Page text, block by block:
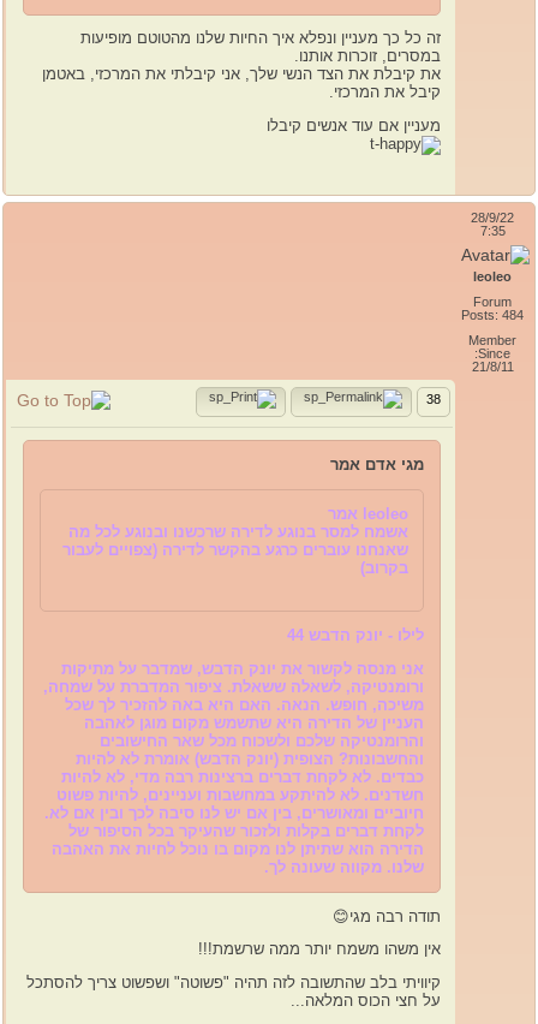
זה כל כך מעניין ונפלא איך החיות שלנו מהטוטם מופיעות
במסרים, זוכרות אותנו.
את קיבלת את הצד הנשי שלך, אני קיבלתי את המרכזי, באטמן
קיבל את המרכזי.
מעניין אם עוד אנשים קיבלו
28/9/22
7:35
leoleo
Forum
Posts: 484
Member
Since:
21/8/11
38
מגי אדם אמר
leoleo אמר
אשמח למסר בנוגע לדירה שרכשנו ובנוגע לכל מה
שאנחנו עוברים כרגע בהקשר לדירה (צפויים לעבור
בקרוב)
לילו - יונק הדבש 44
אני מנסה לקשור את יונק הדבש, שמדבר על מתיקות
ורומנטיקה, לשאלה ששאלת. ציפור המדברת על שמחה,
משיכה, חופש. הנאה. האם היא באה להזכיר לך שכל
העניין של הדירה היא שתשמש מקום מוגן לאהבה
והרומנטיקה שלכם ולשכוח מכל שאר החישובים
והחשבונות? הצופית (יונק הדבש) אומרת לא להיות
כבדים. לא לקחת דברים ברצינות רבה מדי, לא להיות
חשדנים. לא להיתקע במחשבות ועניינים, להיות פשוט
חיוביים ומאושרים, בין אם יש לנו סיבה לכך ובין אם לא.
לקחת דברים בקלות ולזכור שהעיקר בכל הסיפור של
הדירה הוא שתיתן לנו מקום בו נוכל לחיות את האהבה
שלנו. מקווה שעונה לך.
תודה רבה מגי😊
אין משהו משמח יותר ממה שרשמת!!!
קיוויתי בלב שהתשובה לזה תהיה "פשוטה" ושפשוט צריך להסתכל
על חצי הכוס המלאה...